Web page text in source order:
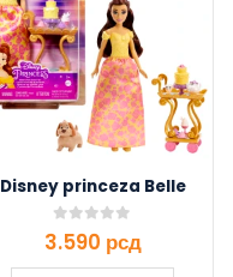
Disney princeza Belle
0 out of 5
3.590 рсд